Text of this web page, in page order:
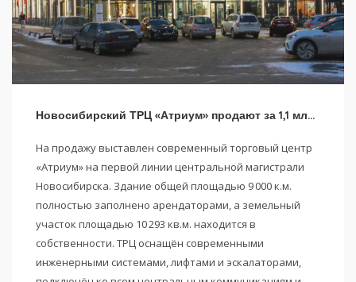
Новосибирский ТРЦ «Атриум» продают за 1,1 млрд рублей
На продажу выставлен современный торговый центр
«Атриум» на первой линии центральной магистрали
Новосибирска. Здание общей площадью 9 000 к.м.
полностью заполнено арендаторами, а земельный
участок площадью 10 293 кв.м. находится в
собственности. ТРЦ оснащён современными
инженерными системами, лифтами и эскалаторами,